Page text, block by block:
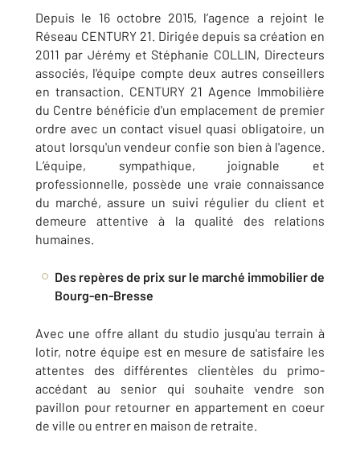
Depuis le 16 octobre 2015, l’agence a rejoint le
Réseau CENTURY 21. Dirigée depuis sa création en
2011 par Jérémy et Stéphanie COLLIN, Directeurs
associés, l'équipe compte deux autres conseillers
en transaction. CENTURY 21 Agence Immobilière
du Centre bénéficie d'un emplacement de premier
ordre avec un contact visuel quasi obligatoire, un
atout lorsqu'un vendeur confie son bien à l'agence.
L’équipe, sympathique, joignable et
professionnelle, possède une vraie connaissance
du marché, assure un suivi régulier du client et
demeure attentive à la qualité des relations
humaines.
Des repères de prix sur le marché immobilier de
Bourg-en-Bresse
Avec une offre allant du studio jusqu'au terrain à
lotir, notre équipe est en mesure de satisfaire les
attentes des différentes clientèles du primo-
accédant au senior qui souhaite vendre son
pavillon pour retourner en appartement en coeur
de ville ou entrer en maison de retraite.